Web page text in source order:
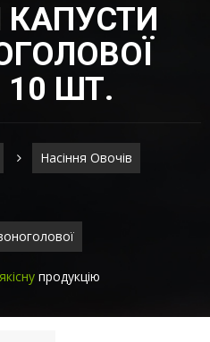
КАПУСТИ
10 ШТ.
Насіння Овочів
продукцію